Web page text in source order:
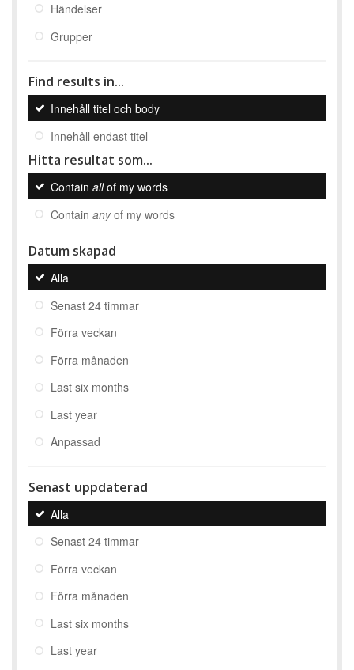
Händelser
Grupper
Find results in...
Innehåll titel och body
Innehåll endast titel
Hitta resultat som...
Contain allof my words
Contain anyof my words
Datum skapad
Alla
Senast 24 timmar
Förra veckan
Förra månaden
Last six months
Last year
Anpassad
Senast uppdaterad
Alla
Senast 24 timmar
Förra veckan
Förra månaden
Last six months
Last year